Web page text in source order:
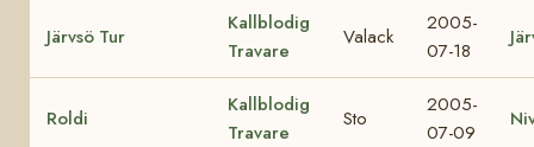
Järvsö Tur
Kallblodig
Travare
Valack
2005-
07-18
Roldi
Kallblodig
Travare
Sto
2005-
07-09